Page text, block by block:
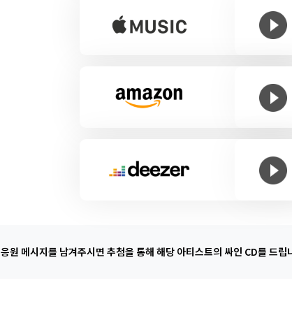
응원 메시지를 남겨주시면 추첨을 통해 해당 아티스트의 싸인 CD를 드립